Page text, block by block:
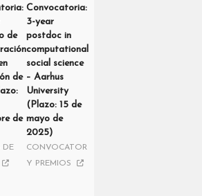
de
de
de
DE
Convocatoria:
3-year
postdoc in
computational
social science
– Aarhus
University
(Plazo: 15 de
mayo de
2025)
CONVOCATORIAS
Y PREMIOS